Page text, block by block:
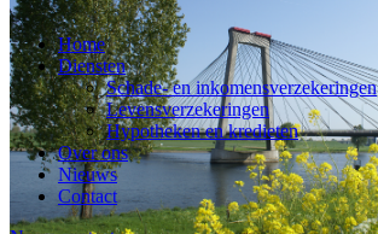
Home
Diensten
Schade- en inkomensverzekeringen
Levensverzekeringen
Hypotheken en kredieten
Over ons
Nieuws
Contact